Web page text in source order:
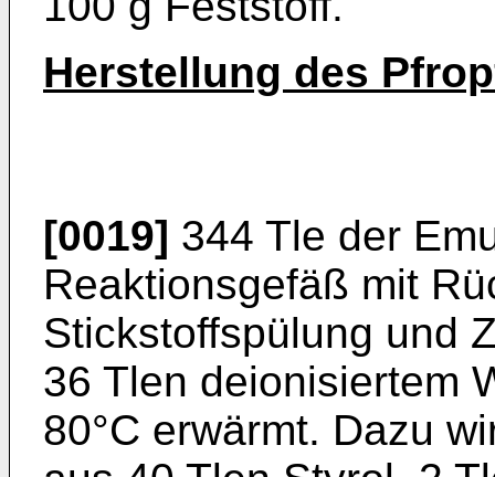
Herstellung des
[0019] 344 Tle der
Reaktionsgefäß mit
Stickstoffspülung und
36 Tlen deionisiertem
80°C erwärmt. Dazu